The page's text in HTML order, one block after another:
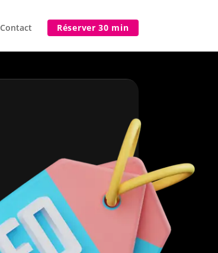
Contact Réserver 30 min